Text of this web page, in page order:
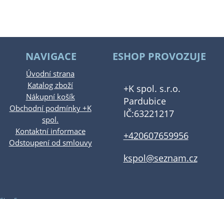
NAVIGACE
Úvodní strana
Katalog zboží
Nákupní košík
Obchodní podmínky +K
spol.
Kontaktní informace
Odstoupení od smlouvy
ESHOP PROVOZUJE
+K spol. s.r.o.
Pardubice
IČ:63221217
+420607659956
kspol@seznam.cz